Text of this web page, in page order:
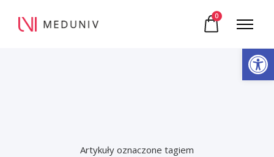
Otwórz pasek narzędzi
0
Artykuły oznaczone tagiem